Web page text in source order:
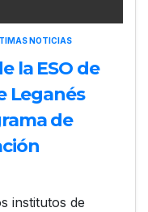
NOTICIAS
la ESO de
Leganés
de
institutos de